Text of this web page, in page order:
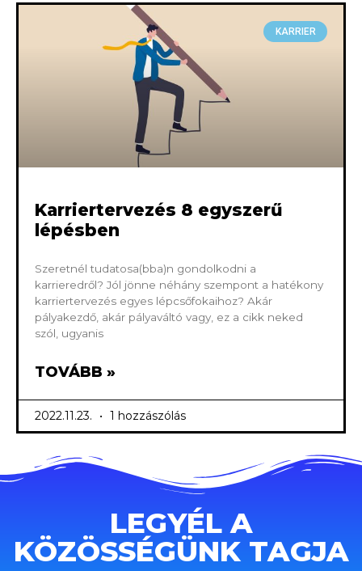
KARRIER
Karriertervezés 8 egyszerű
lépésben
Szeretnél tudatosa(bba)n gondolkodni a
karrieredről? Jól jönne néhány szempont a hatékony
karriertervezés egyes lépcsőfokaihoz? Akár
pályakezdő, akár pályaváltó vagy, ez a cikk neked
szól, ugyanis
TOVÁBB »
2022.11.23. 1 hozzászólás
LEGYÉL A
KÖZÖSSÉGÜNK TAGJA